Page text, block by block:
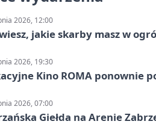
2026, 12:00
jakie skarby masz w
2026, 19:30
Kino ROMA ponownie
2026, 07:00
Giełda na Arenie